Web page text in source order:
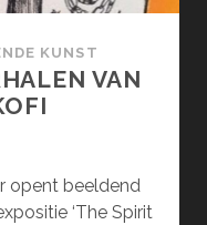
KUNST
VAN
opent beeldend
‘The Spirit